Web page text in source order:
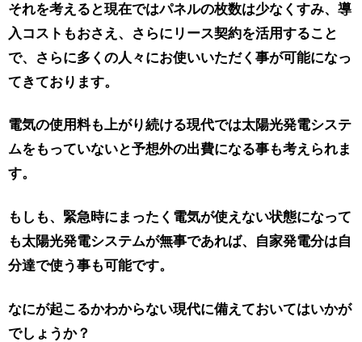
それを考えると現在ではパネルの枚数は少なくすみ、導
入コストもおさえ、さらにリース契約を活用すること
で、さらに多くの人々にお使いいただく事が可能になっ
てきております。
電気の使用料も上がり続ける現代では太陽光発電システ
ムをもっていないと予想外の出費になる事も考えられま
す。
もしも、緊急時にまったく電気が使えない状態になって
も太陽光発電システムが無事であれば、自家発電分は自
分達で使う事も可能です。
なにが起こるかわからない現代に備えておいてはいかが
でしょうか？